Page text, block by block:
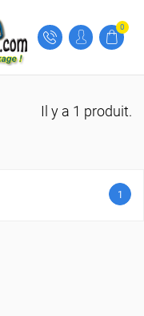
0
Il y a 1 produit.
1